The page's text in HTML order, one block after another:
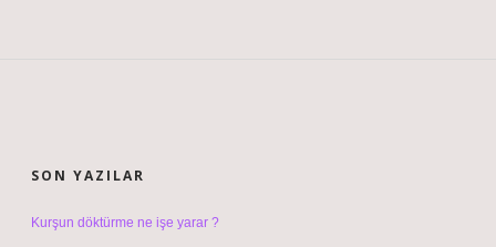
SON YAZILAR
Kurşun döktürme ne işe yarar ?